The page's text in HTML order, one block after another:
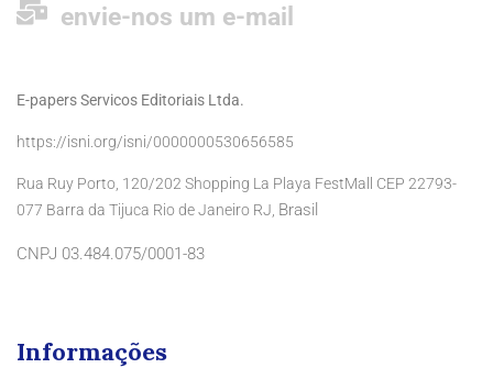
envie-nos um e-mail
E-papers Servicos Editoriais Ltda.
https://isni.org/isni/0000000530656585
Rua Ruy Porto, 120/202 Shopping La Playa FestMall CEP 22793-
077 Barra da Tijuca Rio de Janeiro RJ, Brasil
CNPJ 03.484.075/0001-83
Informações